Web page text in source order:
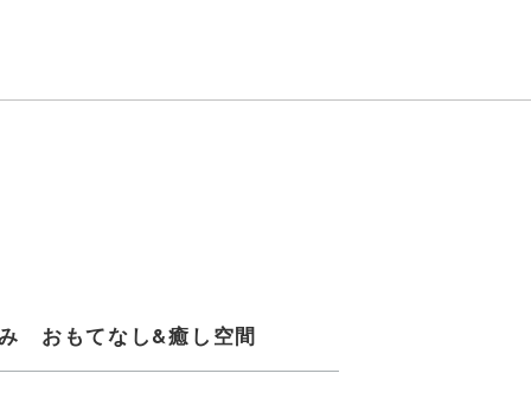
おもてなし&癒し空間